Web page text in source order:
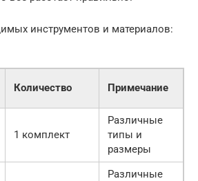
инструментов и материалов:
Количество Примечание
1 комплект
Различные
типы и
размеры
Различные